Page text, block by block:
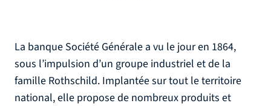
La banque Société Générale a vu le jour en 1864,
sous l’impulsion d’un groupe industriel et de la
famille Rothschild. Implantée sur tout le territoire
national, elle propose de nombreux produits et